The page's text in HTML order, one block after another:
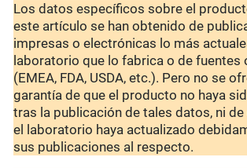
Los datos específicos sobre el
este artículo se han obtenido de
impresas o electrónicas lo más
laboratorio que lo fabrica o de fuentes
(EMEA, FDA, USDA, etc.). Pero no se
garantía de que el producto no haya
tras la publicación de tales datos, ni de
el laboratorio haya actualizado
sus publicaciones al respecto.